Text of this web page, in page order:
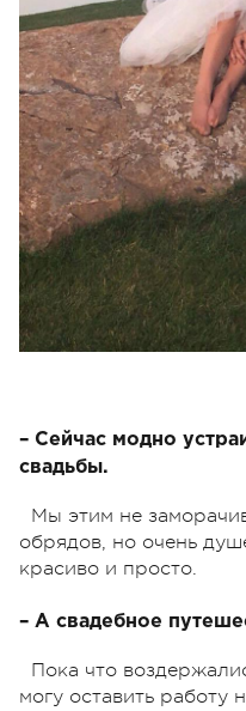
– Сейчас модно
свадьбы.
Мы этим не
обрядов, но очень
красиво и просто.
– А свадебное
Пока что
могу оставить работу